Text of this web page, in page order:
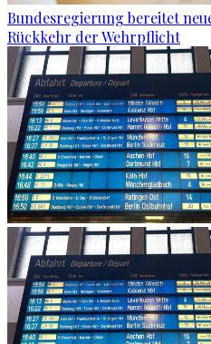
Bundesregierung bereitet
Rückkehr der Wehrpflicht